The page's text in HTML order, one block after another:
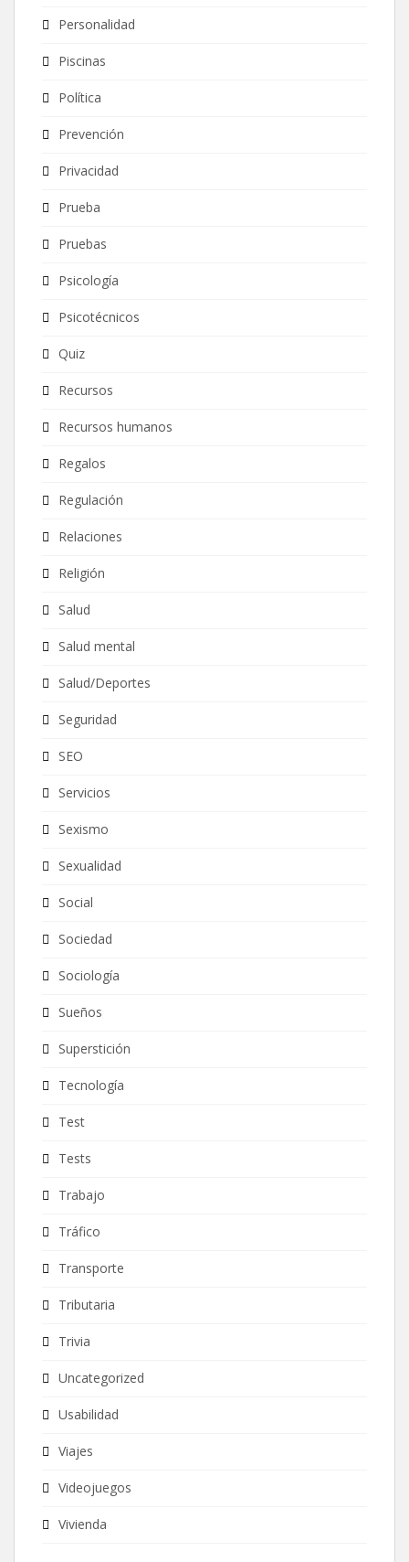
Personalidad
Piscinas
Política
Prevención
Privacidad
Prueba
Pruebas
Psicología
Psicotécnicos
Quiz
Recursos
Recursos humanos
Regalos
Regulación
Relaciones
Religión
Salud
Salud mental
Salud/Deportes
Seguridad
SEO
Servicios
Sexismo
Sexualidad
Social
Sociedad
Sociología
Sueños
Superstición
Tecnología
Test
Tests
Trabajo
Tráfico
Transporte
Tributaria
Trivia
Uncategorized
Usabilidad
Viajes
Videojuegos
Vivienda